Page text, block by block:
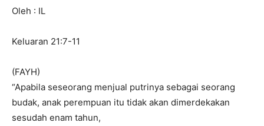
Oleh : IL
Keluaran 21:7-11
(FAYH)
“Apabila seseorang menjual putrinya sebagai seorang
budak, anak perempuan itu tidak akan dimerdekakan
sesudah enam tahun,